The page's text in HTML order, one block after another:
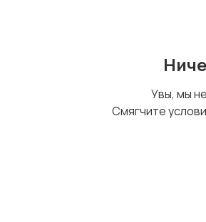
Увы, мы
Смягчите